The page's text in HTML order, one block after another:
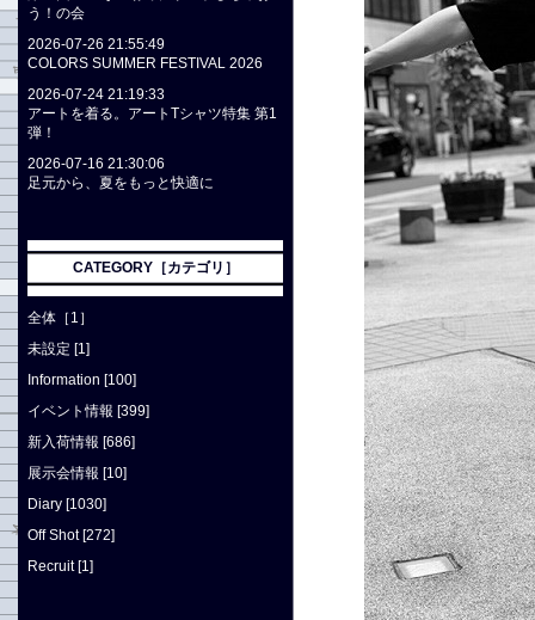
う！の会
2026-07-26 21:55:49
COLORS SUMMER FESTIVAL 2026
2026-07-24 21:19:33
アートを着る。アートTシャツ特集 第1
弾！
2026-07-16 21:30:06
足元から、夏をもっと快適に
CATEGORY［カテゴリ］
全体［1］
未設定 [1]
Information [100]
イベント情報 [399]
新入荷情報 [686]
展示会情報 [10]
Diary [1030]
Off Shot [272]
Recruit [1]